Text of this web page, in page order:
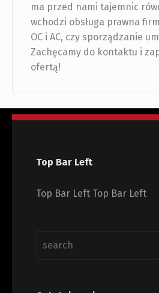
ma przed nami tajemnic
wchodzi obsługa prawna
OC i AC, czy sporządzanie
Zachęcamy do kontaktu i
ofertą!
Top Bar Left
Top Bar Left Top Bar Left